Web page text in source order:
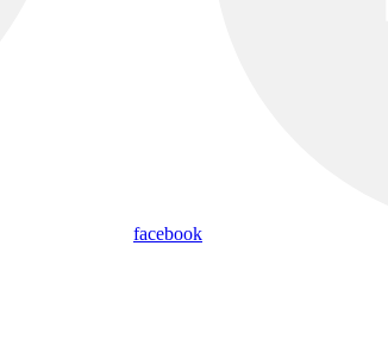
facebook